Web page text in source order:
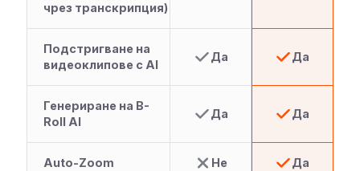
чрез транскрипция)
Подстригване на
видеоклипове с AI
Да Да
Генериране на B-
Roll AI
Да Да
Auto-Zoom Не Да